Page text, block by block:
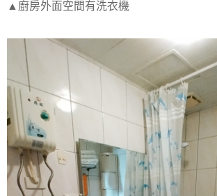
▲廚房外面空間有洗衣機